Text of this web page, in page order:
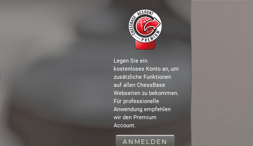
Legen Sie ein
kostenloses Konto an, um
zusätzliche Funktionen
auf allen ChessBase
Webseiten zu bekommen.
Für professionelle
Anwendung empfehlen
wir den Premium
Account.
ANMELDEN